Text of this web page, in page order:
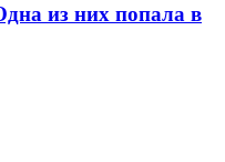
из них попала в